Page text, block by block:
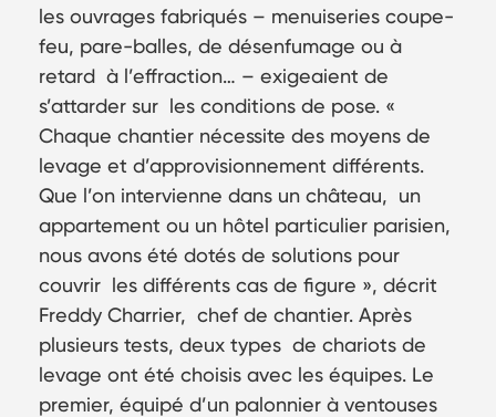
les ouvrages fabriqués – menuiseries coupe-
feu, pare-balles, de désenfumage ou à
retard à l’effraction… – exigeaient de
s’attarder sur les conditions de pose. «
Chaque chantier nécessite des moyens de
levage et d’approvisionnement différents.
Que l’on intervienne dans un château, un
appartement ou un hôtel particulier parisien,
nous avons été dotés de solutions pour
couvrir les différents cas de figure », décrit
Freddy Charrier, chef de chantier. Après
plusieurs tests, deux types de chariots de
levage ont été choisis avec les équipes. Le
premier, équipé d’un palonnier à ventouses